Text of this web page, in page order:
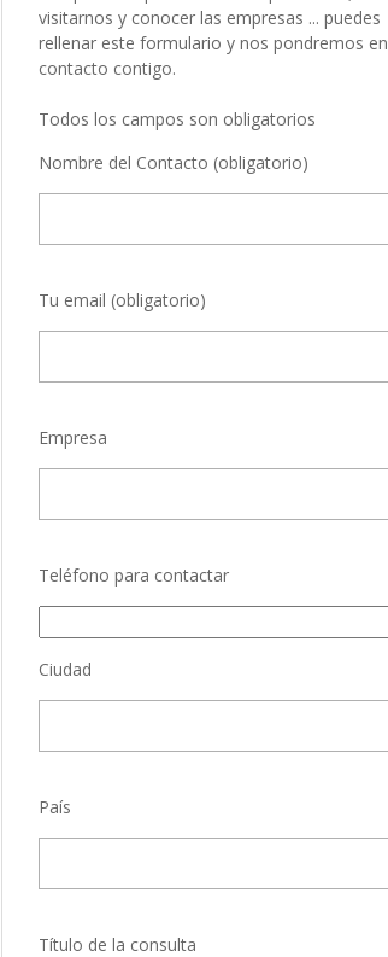
visitarnos y conocer las empresas ... puedes
rellenar este formulario y nos pondremos en
contacto contigo.
Todos los campos son obligatorios
Nombre del Contacto (obligatorio)
Tu email (obligatorio)
Empresa
Teléfono para contactar
Ciudad
País
Título de la consulta